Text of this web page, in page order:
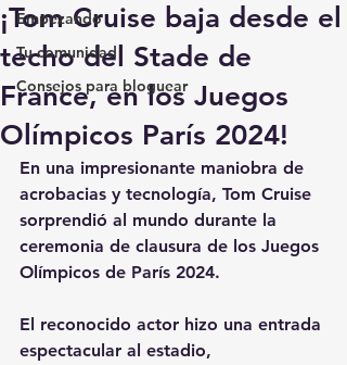
Empezando
Tu comunidad
Consejos para bloguear
¡Tom Cruise baja desde el
techo del Stade de
France, en los Juegos
Olímpicos París 2024!
En una impresionante maniobra de
acrobacias y tecnología, Tom Cruise
sorprendió al mundo durante la
ceremonia de clausura de los Juegos
Olímpicos de París 2024.
El reconocido actor hizo una entrada
espectacular al estadio,